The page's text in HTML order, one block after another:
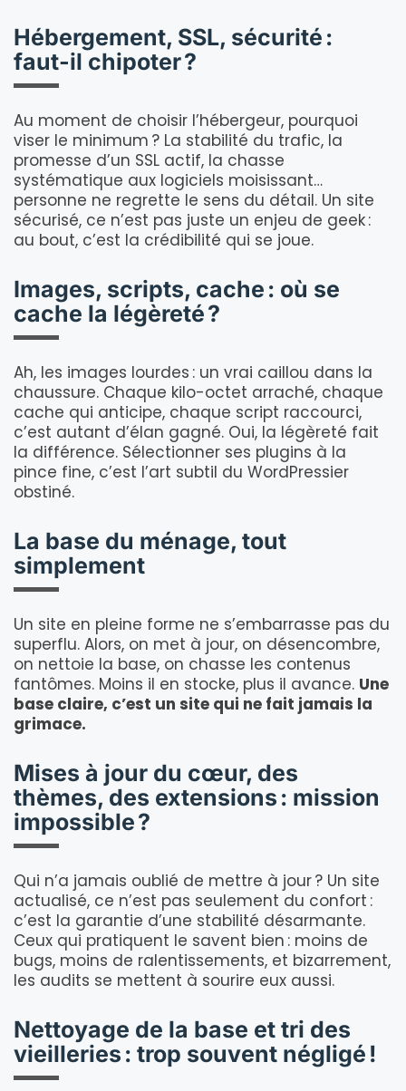
Hébergement, SSL, sécurité :
faut-il chipoter ?
Au moment de choisir l’hébergeur, pourquoi
viser le minimum ? La stabilité du trafic, la
promesse d’un SSL actif, la chasse
systématique aux logiciels moisissant…
personne ne regrette le sens du détail. Un site
sécurisé, ce n’est pas juste un enjeu de geek :
au bout, c’est la crédibilité qui se joue.
Images, scripts, cache : où se
cache la légèreté ?
Ah, les images lourdes : un vrai caillou dans la
chaussure. Chaque kilo-octet arraché, chaque
cache qui anticipe, chaque script raccourci,
c’est autant d’élan gagné. Oui, la légèreté fait
la différence. Sélectionner ses plugins à la
pince fine, c’est l’art subtil du WordPressier
obstiné.
La base du ménage, tout
simplement
Un site en pleine forme ne s’embarrasse pas du
superflu. Alors, on met à jour, on désencombre,
on nettoie la base, on chasse les contenus
fantômes. Moins il en stocke, plus il avance. Une
base claire, c’est un site qui ne fait jamais la
grimace.
Mises à jour du cœur, des
thèmes, des extensions : mission
impossible ?
Qui n’a jamais oublié de mettre à jour ? Un site
actualisé, ce n’est pas seulement du confort :
c’est la garantie d’une stabilité désarmante.
Ceux qui pratiquent le savent bien : moins de
bugs, moins de ralentissements, et bizarrement,
les audits se mettent à sourire eux aussi.
Nettoyage de la base et tri des
vieilleries : trop souvent négligé !